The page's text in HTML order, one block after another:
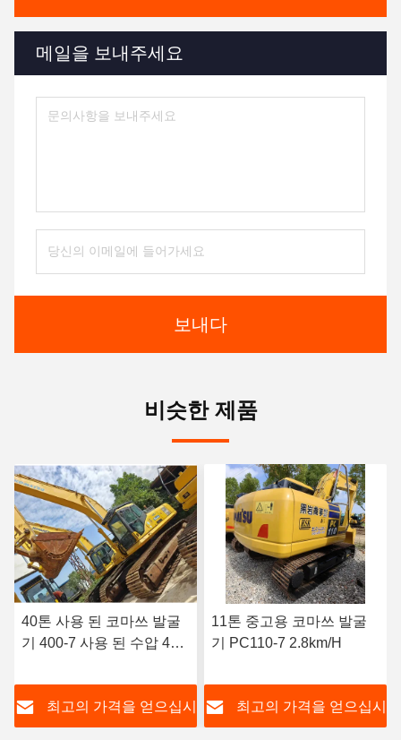
메일을 보내주세요
보내다
비슷한 제품
11톤 중고용 코마쓰 발굴
기 PC110-7 2.8km/H
최고의 가격을 얻으십시
일본 5톤 사용 된 코마쓰
발굴기 건설 추적 된 사용
최고의 가격을 얻으십시